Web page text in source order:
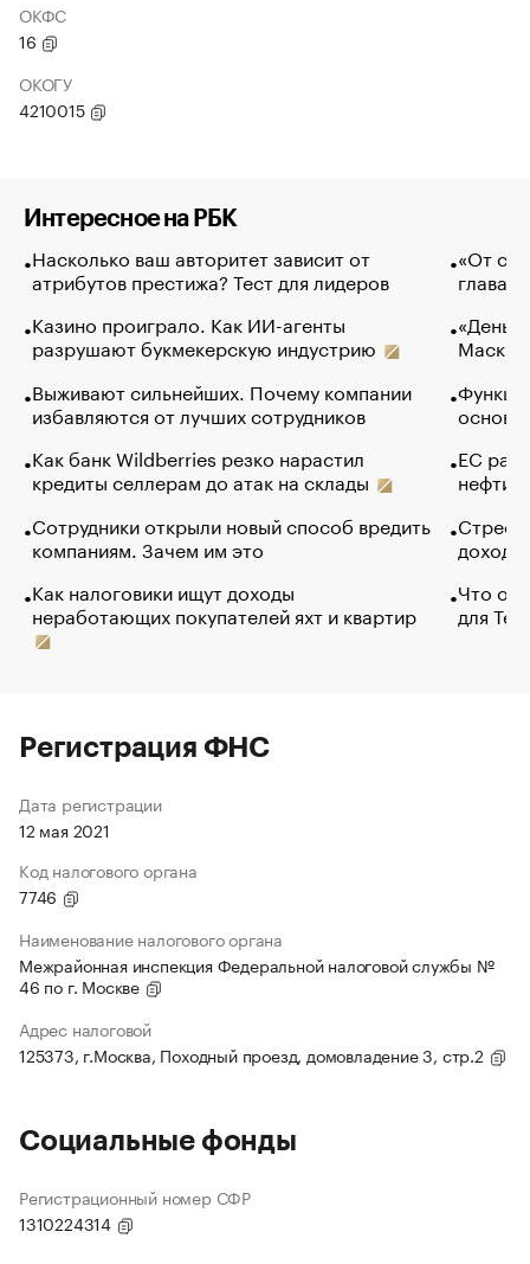
ОКФС
16
ОКОГУ
4210015
Интересное на РБК
Насколько ваш авторитет зависит от
атрибутов престижа? Тест для лидеров
Казино проиграло. Как ИИ-агенты
разрушают букмекерскую индустрию
Выживают сильнейших. Почему компании
избавляются от лучших сотрудников
Как банк Wildberries резко нарастил
кредиты селлерам до атак на склады
Сотрудники открыли новый способ вредить
компаниям. Зачем им это
Как налоговики ищут доходы
неработающих покупателей яхт и квартир
«От
глава
Маск в
основ
ЕС
нефти
Что
для
Регистрация ФНС
Дата регистрации
12 мая 2021
Код налогового органа
7746
Наименование налогового органа
Межрайонная инспекция Федеральной налоговой службы №
46 по г. Москве
Адрес налоговой
125373, г.Москва, Походный проезд, домовладение 3, стр.2
Социальные фонды
Регистрационный номер СФР
1310224314